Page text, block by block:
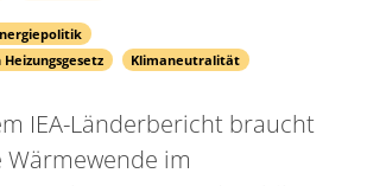
Klimaneutralität
IEA-Länderbericht braucht
im